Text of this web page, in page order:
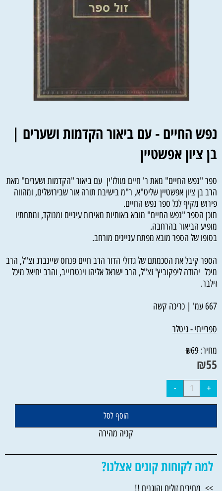
נפש החיים - עם ביאור הקדמות ושערים |
בן ציון אפשטיין
ספר "נפש החיים" מאת ר' חיים מוולז'ין עם ביאור "הקדמות ושערים" מאת
הרב בן ציון אפשטיין שליט"א, ר"מ בישיבת תורה אור שבירושלים, ומהווה
פירוש מקיף לכל ספר נפש החיים.
תוכן הספר "נפש החיים" מובא באותיות מאירות עיניים ומנוקד, ומתחתיו
מופיע הביאור בהרחבה.
בסופו של הספר מובא מפתח עניינים מורחב.
הספר קיבל את הסכמתם של גדולי הדור הרב חיים פנחס שיינברג זצ"ל, הרב
מיכל יהודה ליפקוביץ' זצ"ל, הרב ישראל אליהו וינטרוייב, והרב יחיאל מיכל
זילבר.
667 עמ' | כריכה קשה
ספרייתי - גיטלר
מחיר:
₪69
₪55
הוסף לסל
קניה מהירה
למה לקוחות קונים אצלנו?
>> מחירים זולים והוגנים !!